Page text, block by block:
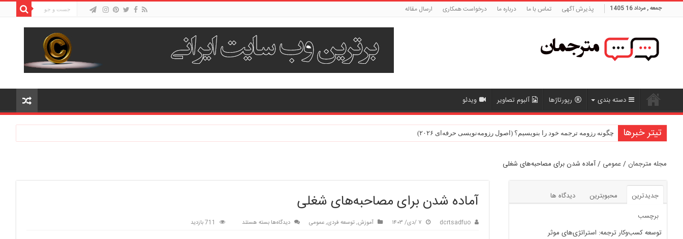
جمعه , مرداد 16 1405 پذیرش آگهی تماس با ما درباره ما درخواست همکاری ارسال مقاله
دسته بندی رپورتاژها آلبوم تصاویر ویدئو
تیتر خبرها چگونه رزومه ترجمه خود را بنویسیم؟ (اصول رزومه‌نویسی حرفه‌ای ۲۰۲۶)
حقوق و مزایای یک مترجم حرفه‌ای: درآمد و آینده شغلی
مجله مترجمان/عمومی /آماده شدن برای مصاحبه‌های شغلی
آماده شدن برای مصاحبه‌های شغلی
dcrtsadfuo ۷ /دی/ ۱۴۰۳ آموزش,توسعه فردی,عمومی دیدگاه‌ها برای
بسته هستند 711 بازدید
جدیدترین محبوبترین
دیدگاه ها
برچسب
توسعه کسب‌وکار ترجمه: استراتژی‌های موثر